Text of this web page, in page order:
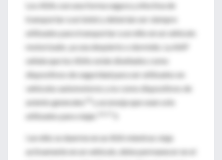
Los ASAs son una forma segura y efectiva de
transportar a un bebé y deberían ser siempre
utilizados para transportar a un niño en un vehículo
motorizado, ya sea despierto o dormido. La AAP
señala que los ASAs están diseñados como
dispositivos de seguridad para ser utilizados en
vehículos automotores y no como dispositivos de
asiento generales
y aconseja que sean solo
utilizados para viajar.
i un niño se duerme en un ASA mientras viaja
activamente en un vehículo, debe permanecer en el